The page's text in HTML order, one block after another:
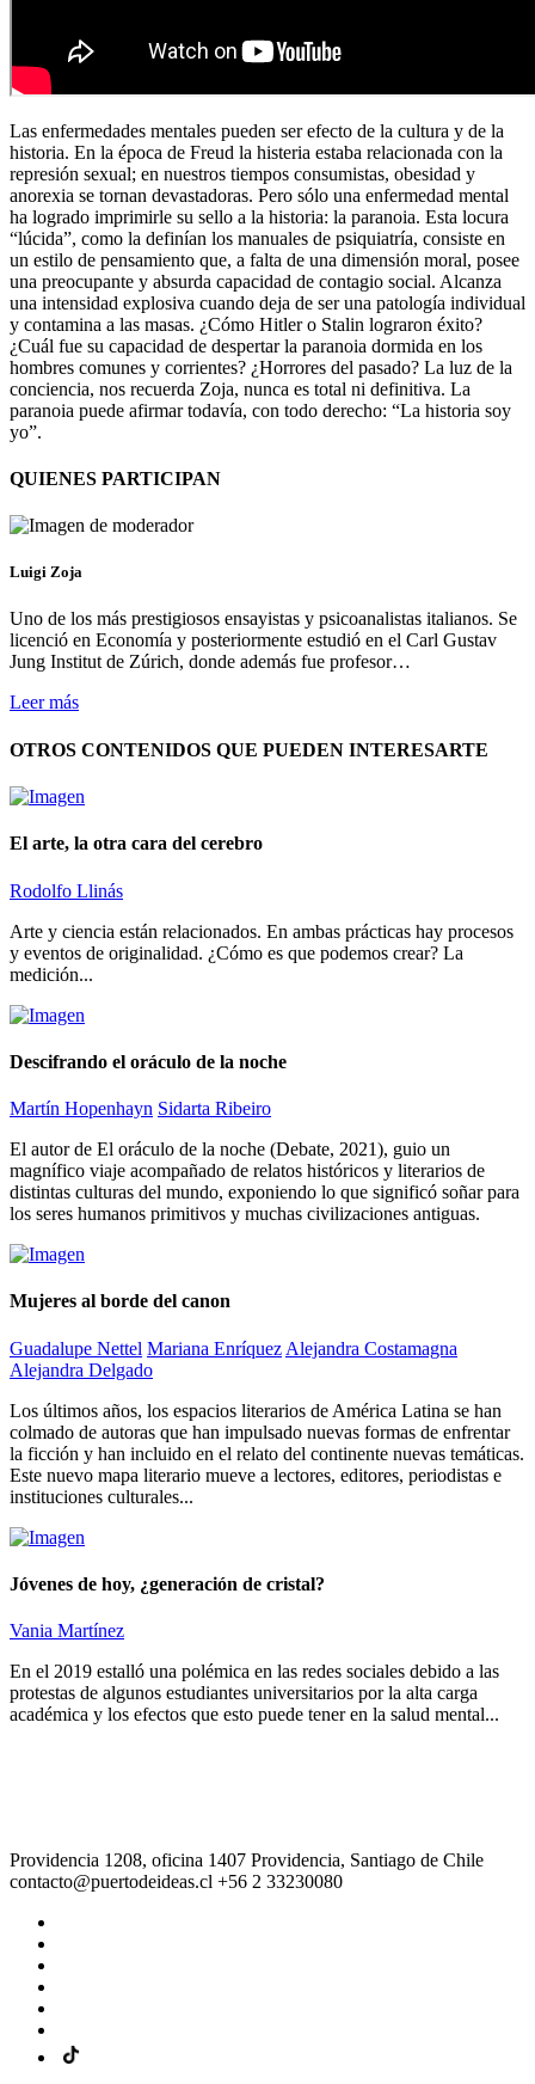
Las enfermedades mentales pueden ser efecto de la cultura y de la
historia. En la época de Freud la histeria estaba relacionada con la
represión sexual; en nuestros tiempos consumistas, obesidad y
anorexia se tornan devastadoras. Pero sólo una enfermedad mental
ha logrado imprimirle su sello a la historia: la paranoia. Esta locura
“lúcida”, como la definían los manuales de psiquiatría, consiste en
un estilo de pensamiento que, a falta de una dimensión moral, posee
una preocupante y absurda capacidad de contagio social. Alcanza
una intensidad explosiva cuando deja de ser una patología individual
y contamina a las masas. ¿Cómo Hitler o Stalin lograron éxito?
¿Cuál fue su capacidad de despertar la paranoia dormida en los
hombres comunes y corrientes? ¿Horrores del pasado? La luz de la
conciencia, nos recuerda Zoja, nunca es total ni definitiva. La
paranoia puede afirmar todavía, con todo derecho: “La historia soy
yo”.
QUIENES PARTICIPAN
Luigi Zoja
Uno de los más prestigiosos ensayistas y psicoanalistas italianos. Se
licenció en Economía y posteriormente estudió en el Carl Gustav
Jung Institut de Zúrich, donde además fue profesor…
Leer más
OTROS CONTENIDOS QUE PUEDEN INTERESARTE
El arte, la otra cara del cerebro
Rodolfo Llinás
Arte y ciencia están relacionados. En ambas prácticas hay procesos
y eventos de originalidad. ¿Cómo es que podemos crear? La
medición...
Descifrando el oráculo de la noche
Martín Hopenhayn Sidarta Ribeiro
El autor de El oráculo de la noche (Debate, 2021), guio un
magnífico viaje acompañado de relatos históricos y literarios de
distintas culturas del mundo, exponiendo lo que significó soñar para
los seres humanos primitivos y muchas civilizaciones antiguas.
Mujeres al borde del canon
Guadalupe Nettel Mariana Enríquez Alejandra Costamagna
Alejandra Delgado
Los últimos años, los espacios literarios de América Latina se han
colmado de autoras que han impulsado nuevas formas de enfrentar
la ficción y han incluido en el relato del continente nuevas temáticas.
Este nuevo mapa literario mueve a lectores, editores, periodistas e
instituciones culturales...
Jóvenes de hoy, ¿generación de cristal?
Vania Martínez
En el 2019 estalló una polémica en las redes sociales debido a las
protestas de algunos estudiantes universitarios por la alta carga
académica y los efectos que esto puede tener en la salud mental...
Providencia 1208, oficina 1407 Providencia, Santiago de Chile
contacto@puertodeideas.cl +56 2 33230080